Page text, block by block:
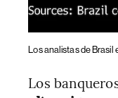
Los analistas de Brasil
Los